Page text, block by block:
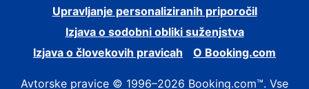
Upravljanje personaliziranih priporočil
Izjava o sodobni obliki suženjstva
Izjava o človekovih pravicah
O Booking.com
Avtorske pravice © 1996–2026 Booking.com™. Vse